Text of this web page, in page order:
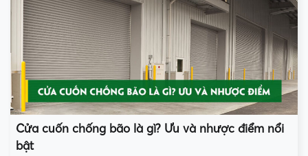
Cửa cuốn chống bão là gì? Ưu và nhược điểm nổi
bật